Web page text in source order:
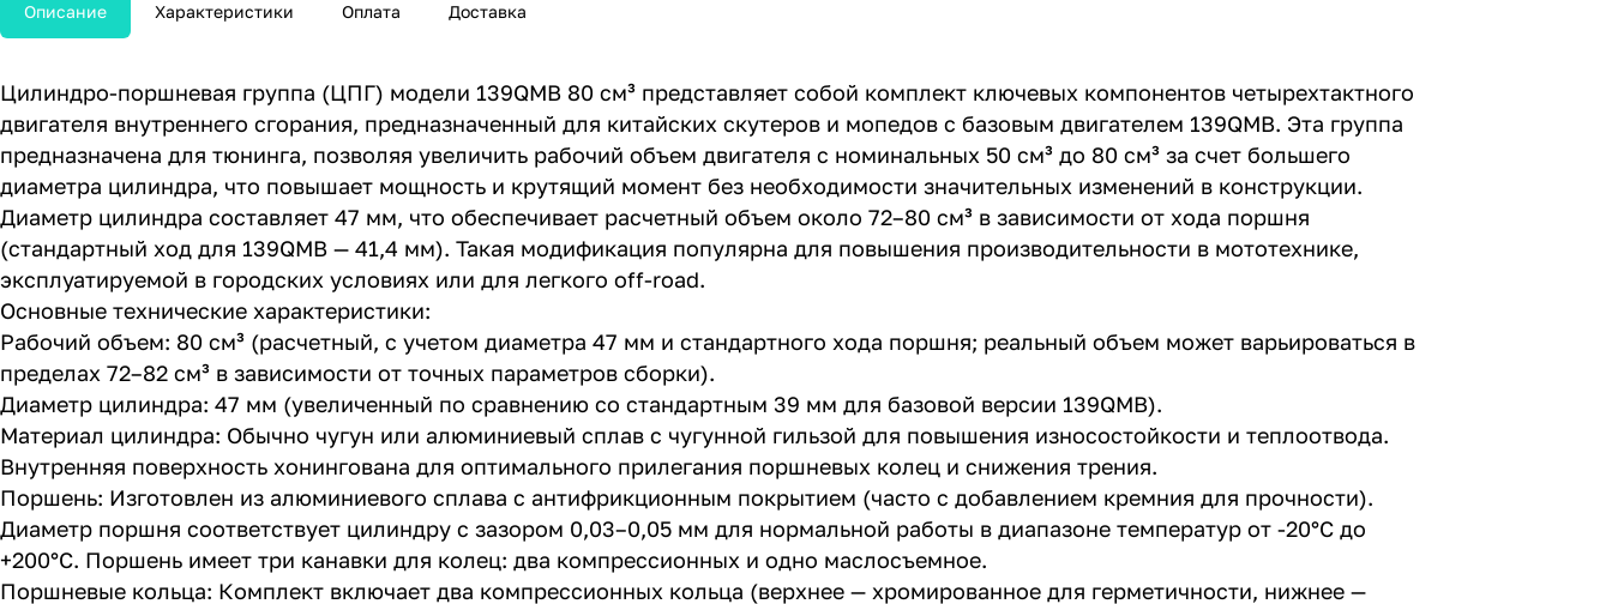
Описание Характеристики Оплата Доставка
Цилиндро-поршневая группа (ЦПГ) модели 139QMB 80 см³ представляет собой комплект ключевых компонентов четырехтактного
двигателя внутреннего сгорания, предназначенный для китайских скутеров и мопедов с базовым двигателем 139QMB. Эта группа
предназначена для тюнинга, позволяя увеличить рабочий объем двигателя с номинальных 50 см³ до 80 см³ за счет большего
диаметра цилиндра, что повышает мощность и крутящий момент без необходимости значительных изменений в конструкции.
Диаметр цилиндра составляет 47 мм, что обеспечивает расчетный объем около 72–80 см³ в зависимости от хода поршня
(стандартный ход для 139QMB — 41,4 мм). Такая модификация популярна для повышения производительности в мототехнике,
эксплуатируемой в городских условиях или для легкого off-road.
Основные технические характеристики:
Рабочий объем: 80 см³ (расчетный, с учетом диаметра 47 мм и стандартного хода поршня; реальный объем может варьироваться в
пределах 72–82 см³ в зависимости от точных параметров сборки).
Диаметр цилиндра: 47 мм (увеличенный по сравнению со стандартным 39 мм для базовой версии 139QMB).
Материал цилиндра: Обычно чугун или алюминиевый сплав с чугунной гильзой для повышения износостойкости и теплоотвода.
Внутренняя поверхность хонингована для оптимального прилегания поршневых колец и снижения трения.
Поршень: Изготовлен из алюминиевого сплава с антифрикционным покрытием (часто с добавлением кремния для прочности).
Диаметр поршня соответствует цилиндру с зазором 0,03–0,05 мм для нормальной работы в диапазоне температур от -20°C до
+200°C. Поршень имеет три канавки для колец: два компрессионных и одно маслосъемное.
Поршневые кольца: Комплект включает два компрессионных кольца (верхнее — хромированное для герметичности, нижнее —